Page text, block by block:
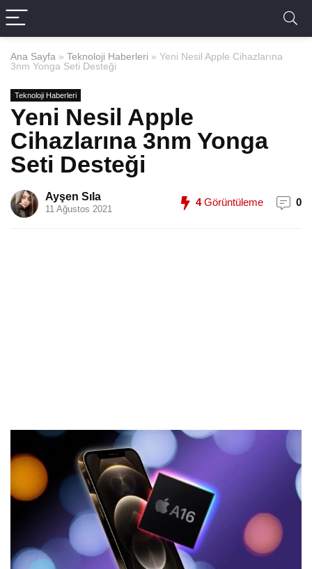
Ana Sayfa » Teknoloji Haberleri » Yeni Nesil Apple Cihazlarına
3nm Yonga Seti Desteği
Teknoloji Haberleri
Yeni Nesil Apple
Cihazlarına 3nm Yonga
Seti Desteği
Ayşen Sıla
11 Ağustos 2021
4Görüntüleme 0